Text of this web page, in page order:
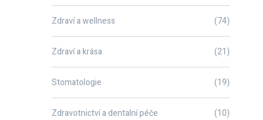
Zdraví a wellness (74)
Zdraví a krása (21)
Stomatologie (19)
Zdravotnictví a dentalní péče (10)